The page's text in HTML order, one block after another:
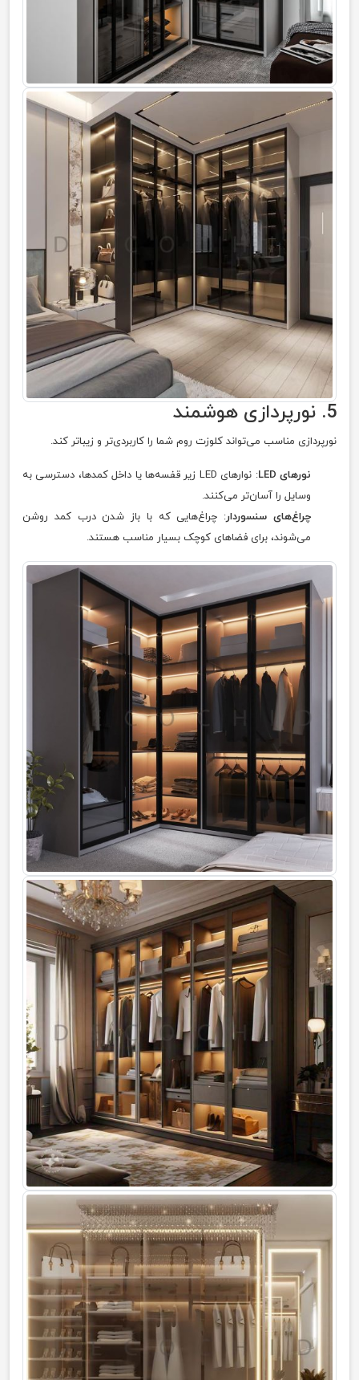
5. نورپردازی هوشمند
نورپردازی مناسب می‌تواند کلوزت روم شما را کاربردی‌تر و زیباتر کند.
نورهای LED
: نوارهای LED زیر قفسه‌ها یا داخل کمدها، دسترسی به
وسایل را آسان‌تر می‌کنند.
چراغ‌های سنسوردار: چراغ‌هایی که با باز شدن درب کمد روشن
می‌شوند، برای فضاهای کوچک بسیار مناسب هستند.